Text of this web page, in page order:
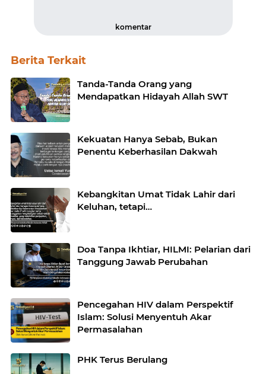
komentar
Berita Terkait
Tanda-Tanda Orang yang
Mendapatkan Hidayah Allah SWT
Kekuatan Hanya Sebab, Bukan
Penentu Keberhasilan Dakwah
Kebangkitan Umat Tidak Lahir dari
Keluhan, tetapi…
Doa Tanpa Ikhtiar, HILMI: Pelarian dari
Tanggung Jawab Perubahan
Pencegahan HIV dalam Perspektif
Islam: Solusi Menyentuh Akar
Permasalahan
PHK Terus Berulang